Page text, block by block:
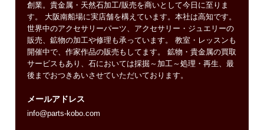
創業。貴金属・天然石加工/販売を商いとして今日に至りま
す。 大阪南船場に実店舗を構えています。本社は高知です。
世界中のアクセサリーパーツ、アクセサリー・ジュエリーの
販売、鉱物の加工や修理も承っています。 教室・レッスンも
開催中で、作家作品の販売もしてます。 鉱物・貴金属の買取
サービスもあり、石においては採掘～加工～処理・再生、最
後までおつきあいさせていただいております。
メールアドレス
info@parts-kobo.com